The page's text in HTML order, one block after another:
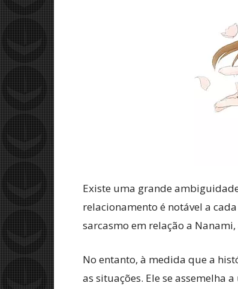
Existe uma grande
relacionamento é notável a
sarcasmo em relação a
No entanto, à medida que a
as situações. Ele se assemelha